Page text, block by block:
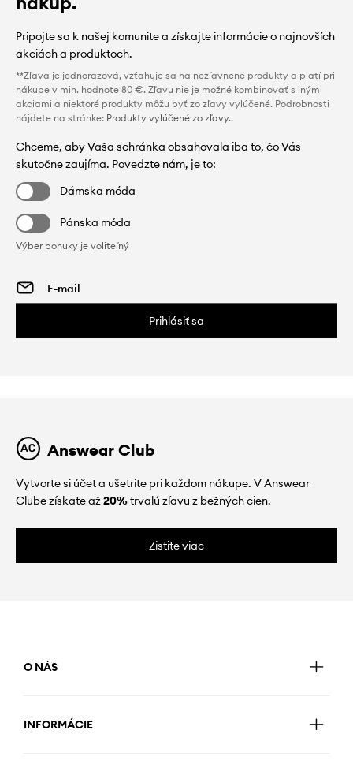
Pripojte sa k našej komunite a získajte informácie o najnovších
akciách a produktoch.
**Zľava je jednorazová, vzťahuje sa na nezľavnené produkty a platí pri
nákupe v min. hodnote 80 €. Zľavu nie je možné kombinovať s inými
akciami a niektoré produkty môžu byť zo zľavy vylúčené. Podrobnosti
nájdete na stránke: Produkty vylúčené zo zľavy..
Chceme, aby Vaša schránka obsahovala iba to, čo Vás
skutočne zaujíma. Povedzte nám, je to:
Dámska móda
Pánska móda
Výber ponuky je voliteľný
Prihlásiť sa
Answear Club
Vytvorte si účet a ušetrite pri každom nákupe. V Answear
Clube získate až20%trvalú zľavu z bežných cien.
Zistite viac
O NÁS
INFORMÁCIE